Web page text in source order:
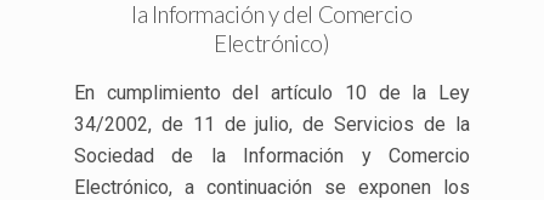
la Información y del Comercio
Electrónico)
En cumplimiento del artículo 10 de la Ley
34/2002, de 11 de julio, de Servicios de la
Sociedad de la Información y Comercio
Electrónico, a continuación se exponen los